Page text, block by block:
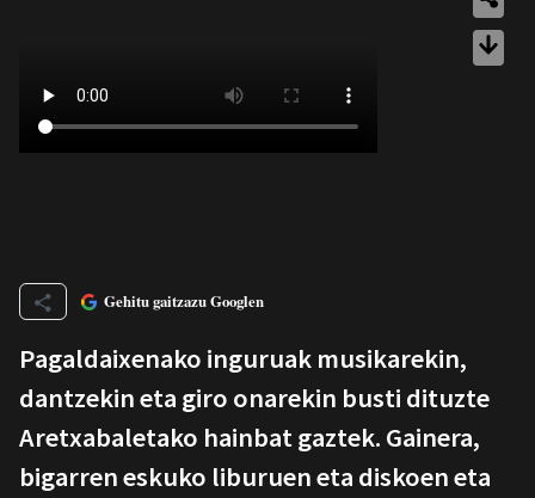
Gehitu gaitzazu Googlen
Pagaldaixenako inguruak musikarekin,
dantzekin eta giro onarekin busti dituzte
Aretxabaletako hainbat gaztek. Gainera,
bigarren eskuko liburuen eta diskoen eta